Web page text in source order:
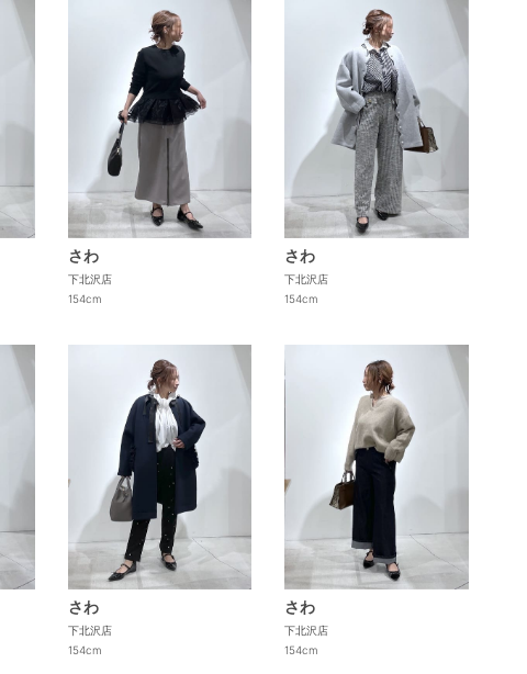
さわ
下北沢店
154cm
さわ
下北沢店
154cm
さわ
下北沢店
154cm
さわ
下北沢店
154cm